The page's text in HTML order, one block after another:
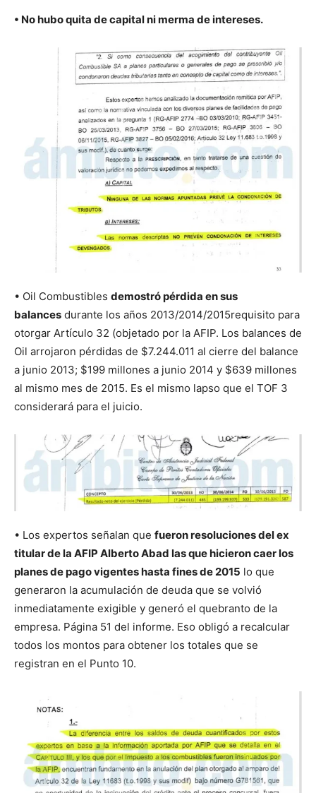
• No hubo quita de capital ni merma de intereses.
• Oil Combustibles demostró pérdida en sus
balances durante los años 2013/2014/2015requisito para
otorgar Artículo 32 (objetado por la AFIP. Los balances de
Oil arrojaron pérdidas de $7.244.011 al cierre del balance
a junio 2013; $199 millones a junio 2014 y $639 millones
al mismo mes de 2015. Es el mismo lapso que el TOF 3
considerará para el juicio.
• Los expertos señalan que fueron resoluciones del ex
titular de la AFIP Alberto Abad las que hicieron caer los
planes de pago vigentes hasta fines de 2015 lo que
generaron la acumulación de deuda que se volvió
inmediatamente exigible y generó el quebranto de la
empresa. Página 51 del informe. Eso obligó a recalcular
todos los montos para obtener los totales que se
registran en el Punto 10.